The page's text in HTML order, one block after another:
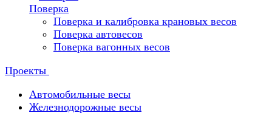
Поверка
Поверка и калибровка крановых весов
Поверка автовесов
Поверка вагонных весов
Проекты
Автомобильные весы
Железнодорожные весы